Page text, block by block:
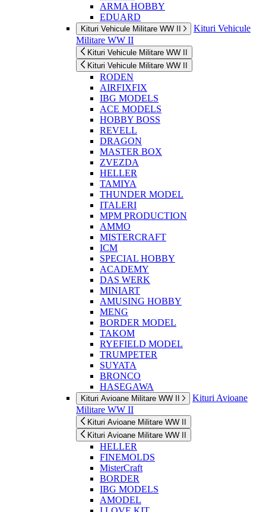
ARMA HOBBY
EDUARD
Kituri Vehicule Militare WW II
Kituri Vehicule
Militare WW II
Kituri Vehicule Militare WW II
Kituri Vehicule Militare WW II
RODEN
AIRFIXFIX
IBG MODELS
ACE MODELS
HOBBY BOSS
REVELL
DRAGON
MASTER BOX
ZVEZDA
HELLER
TAMIYA
THUNDER MODEL
ITALERI
MPM PRODUCTION
AMMO
MISTERCRAFT
ICM
SPECIAL HOBBY
ACADEMY
DAS WERK
MINIART
AMUSING HOBBY
MENG
BORDER MODEL
TAKOM
RYEFIELD MODEL
TRUMPETER
SUYATA
BRONCO
HASEGAWA
Kituri Avioane Militare WW II
Kituri Avioane
Militare WW II
Kituri Avioane Militare WW II
Kituri Avioane Militare WW II
HELLER
FINEMOLDS
MisterCraft
BORDER
IBG MODELS
AMODEL